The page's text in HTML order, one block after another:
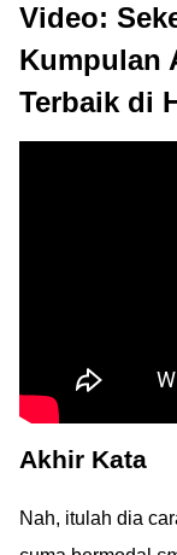
Video:
Kumpulan
Terbaik di
Akhir Kata
Nah, itulah dia